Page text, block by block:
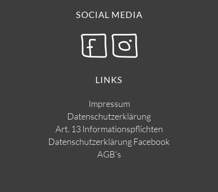
SOCIAL MEDIA
LINKS
Impressum
Datenschutzerklärung
Art. 13 Informationspflichten
Datenschutzerklärung Facebook
AGB’s